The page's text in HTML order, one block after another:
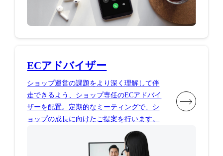
ECアドバイザー
ショップ運営の課題をより深く理解して伴
走できるよう、ショップ専任のECアドバイ
ザーを配置。定期的なミーティングで、シ
ョップの成長に向けたご提案を行います。